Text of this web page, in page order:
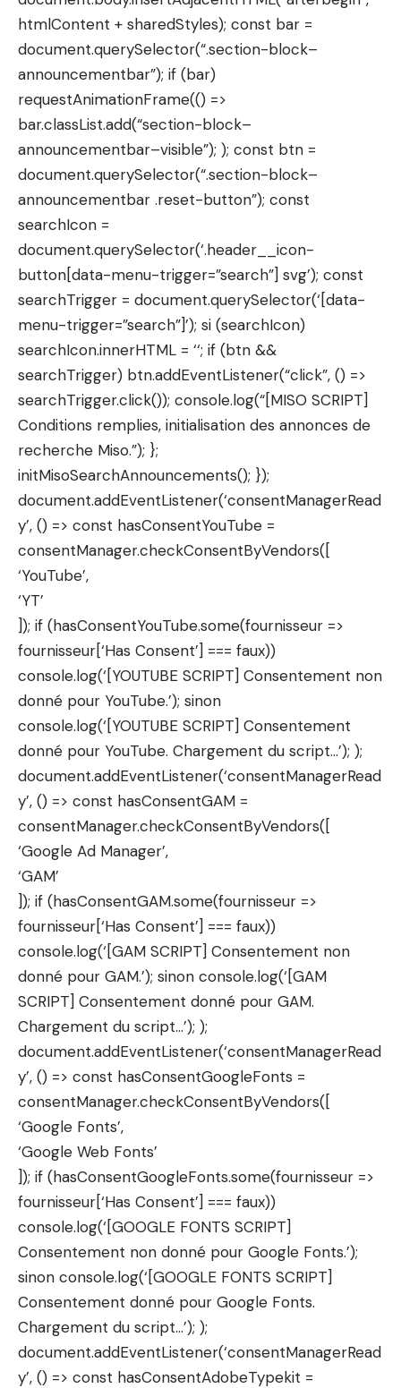
htmlContent + sharedStyles); const bar =
document.querySelector(“.section-block–
announcementbar”); if (bar)
requestAnimationFrame(() =>
bar.classList.add(“section-block–
announcementbar–visible”); ); const btn =
document.querySelector(“.section-block–
announcementbar .reset-button”); const
searchIcon =
document.querySelector(‘.header__icon-
button[data-menu-trigger=”search”] svg’); const
searchTrigger = document.querySelector(‘[data-
menu-trigger=”search”]’); si (searchIcon)
searchIcon.innerHTML = ‘‘; if (btn &&
searchTrigger) btn.addEventListener(“click”, () =>
searchTrigger.click()); console.log(“[MISO SCRIPT]
Conditions remplies, initialisation des annonces de
recherche Miso.”); };
initMisoSearchAnnouncements(); });
document.addEventListener(‘consentManagerRead
y’, () => const hasConsentYouTube =
consentManager.checkConsentByVendors([
‘YouTube’,
‘YT’
]); if (hasConsentYouTube.some(fournisseur =>
fournisseur[‘Has Consent’] === faux))
console.log(‘[YOUTUBE SCRIPT] Consentement non
donné pour YouTube.’); sinon
console.log(‘[YOUTUBE SCRIPT] Consentement
donné pour YouTube. Chargement du script…’); );
document.addEventListener(‘consentManagerRead
y’, () => const hasConsentGAM =
consentManager.checkConsentByVendors([
‘Google Ad Manager’,
‘GAM’
]); if (hasConsentGAM.some(fournisseur =>
fournisseur[‘Has Consent’] === faux))
console.log(‘[GAM SCRIPT] Consentement non
donné pour GAM.’); sinon console.log(‘[GAM
SCRIPT] Consentement donné pour GAM.
Chargement du script…’); );
document.addEventListener(‘consentManagerRead
y’, () => const hasConsentGoogleFonts =
consentManager.checkConsentByVendors([
‘Google Fonts’,
‘Google Web Fonts’
]); if (hasConsentGoogleFonts.some(fournisseur =>
fournisseur[‘Has Consent’] === faux))
console.log(‘[GOOGLE FONTS SCRIPT]
Consentement non donné pour Google Fonts.’);
sinon console.log(‘[GOOGLE FONTS SCRIPT]
Consentement donné pour Google Fonts.
Chargement du script…’); );
document.addEventListener(‘consentManagerRead
y’, () => const hasConsentAdobeTypekit =